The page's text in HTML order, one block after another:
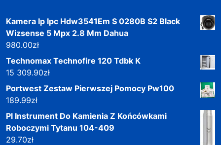
Kamera Ip Ipc Hdw3541Em S 0280B S2 Black
Wizsense 5 Mpx 2.8 Mm Dahua
980.00zł
Technomax Technofire 120 Tdbk K
15 309.90zł
Portwest Zestaw Pierwszej Pomocy Pw100
189.99zł
Pl Instrument Do Kamienia Z Końcówkami
Roboczymi Tytanu 104-409
29.70zł